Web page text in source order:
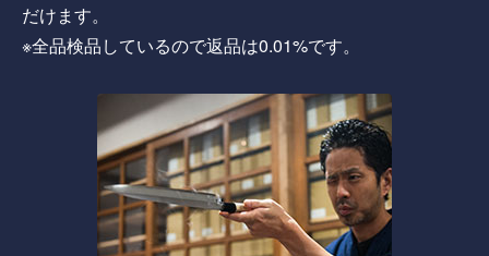
だけます。
※全品検品しているので返品は0.01%です。